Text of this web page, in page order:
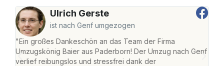
Ulrich Gerste
ist nach Genf umgezogen
"Ein großes Dankeschön an das Team der Firma
Umzugskönig Baier aus Paderborn! Der Umzug nach Genf
verlief reibungslos und stressfrei dank der